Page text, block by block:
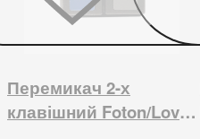
Перемикач 2-х
клавішний Foton/Lovol